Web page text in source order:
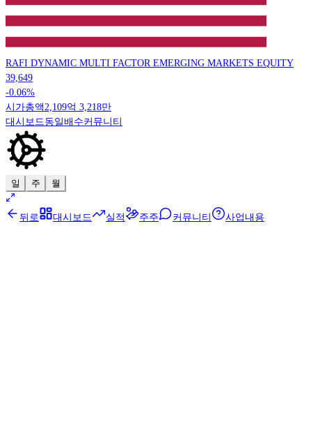
RAFI DYNAMIC MULTI FACTOR EMERGING MARKETS EQUITY
39,649
-0.06%
시가총액 2,109억 3,218만
대시보드 동일배수커뮤니티
일 주 월
뒤로 대시보드 실적 주주 커뮤니티 사업내용